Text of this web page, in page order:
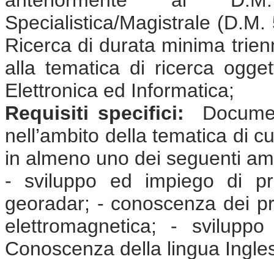
Specialistica/Magistrale
Ricerca di durata minima
alla tematica di ricerca
Elettronica ed Informatica;
Requisiti specifici:
nell’ambito della tematica di
in almeno uno dei seguenti
- sviluppo ed impiego di
georadar; - conoscenza dei
elettromagnetica; -
Conoscenza della lingua